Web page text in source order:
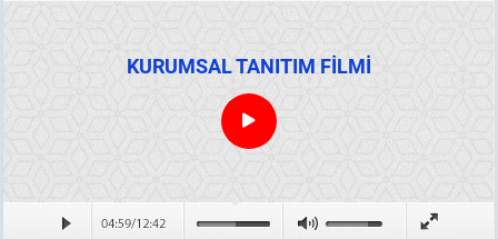
KURUMSAL TANITIM FİLMİ